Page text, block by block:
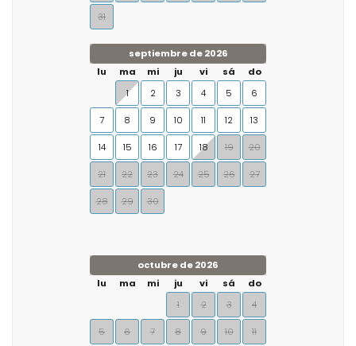
31
septiembre de 2026
lu
ma mi ju vi sá
do
1
2 3 4 5 6
7 8 9 10 11 12 13
14 15 16 17 18 19 20
21 22 23 24 25 26 27
28 29 30
octubre de 2026
lu
ma mi ju vi sá
do
1
2 3 4
5 6 7 8 9 10 11